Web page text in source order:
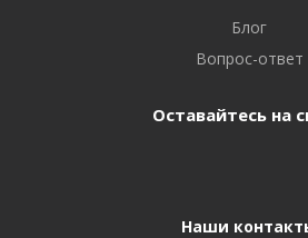
Блог
Вопрос-ответ
Оставайтесь на
Наши